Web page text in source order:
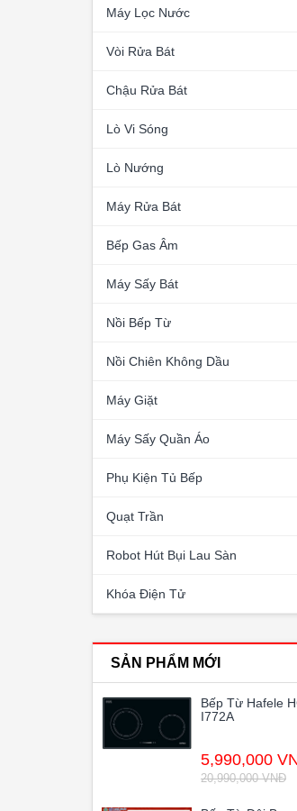
Máy Lọc Nước
Vòi Rửa Bát
Chậu Rửa Bát
Lò Vi Sóng
Lò Nướng
Máy Rửa Bát
Bếp Gas Âm
Máy Sấy Bát
Nồi Bếp Từ
Nồi Chiên Không Dầu
Máy Giặt
Máy Sấy Quần Áo
Phụ Kiện Tủ Bếp
Quạt Trần
Robot Hút Bụi Lau Sàn
Khóa Điện Tử
SẢN PHẨM MỚI
Bếp Từ Hafele
I772A
5,990,000
20,990,000 VNĐ